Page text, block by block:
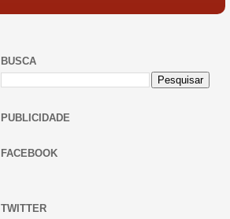
BUSCA
PUBLICIDADE
FACEBOOK
TWITTER